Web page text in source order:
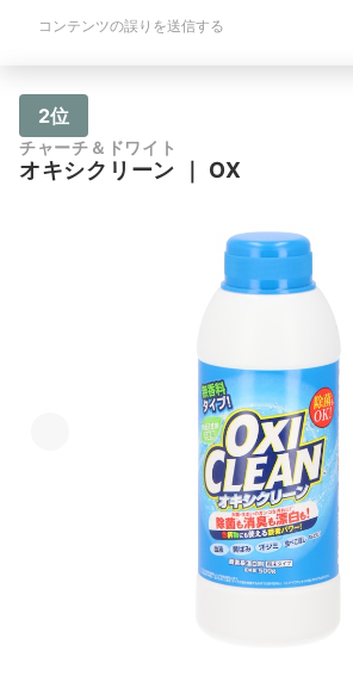
コンテンツの誤りを送信する
2位
チャーチ＆ドワイト
オキシクリーン OX